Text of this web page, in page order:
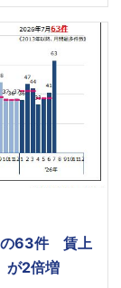
の63件 賃上
が2倍増